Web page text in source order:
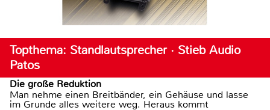
Topthema: Standlautsprecher · Stieb Audio
Patos
Die große Reduktion
Man nehme einen Breitbänder, ein Gehäuse und lasse
im Grunde alles weitere weg. Heraus kommt